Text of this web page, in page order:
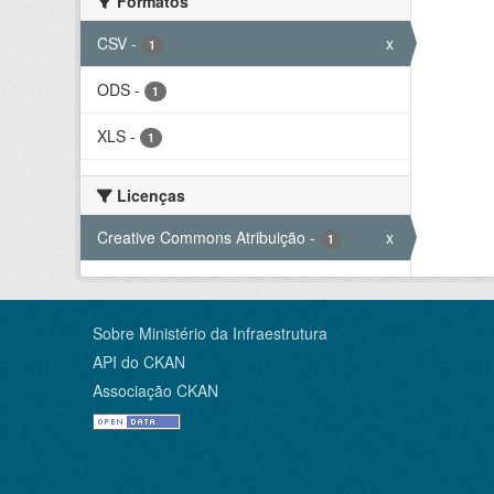
CSV - 1 x
ODS - 1
XLS - 1
Licenças
Creative Commons Atribuição - 1 x
Sobre Ministério da Infraestrutura
API do CKAN
Associação CKAN